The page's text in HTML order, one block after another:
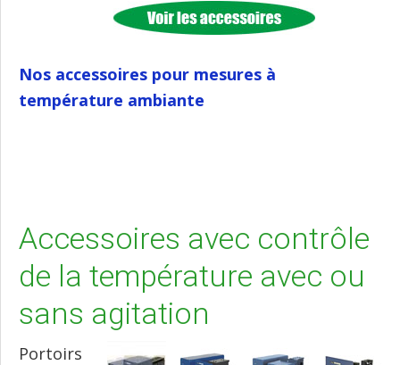
Nos accessoires pour mesures à
température ambiante
Accessoires avec contrôle
de la température avec ou
sans agitation
Portoirs